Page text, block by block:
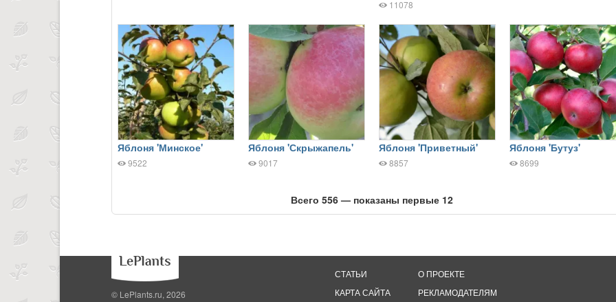
11078
Яблоня 'Минское'
9522
Яблоня 'Скрыжапель'
9017
Яблоня 'Приветный'
8857
Яблоня 'Бутуз'
8699
Всего 556 — показаны первые 12
© LePlants.ru, 2026
СТАТЬИ
КАРТА САЙТА
О ПРОЕКТЕ
РЕКЛАМОДАТЕЛЯМ